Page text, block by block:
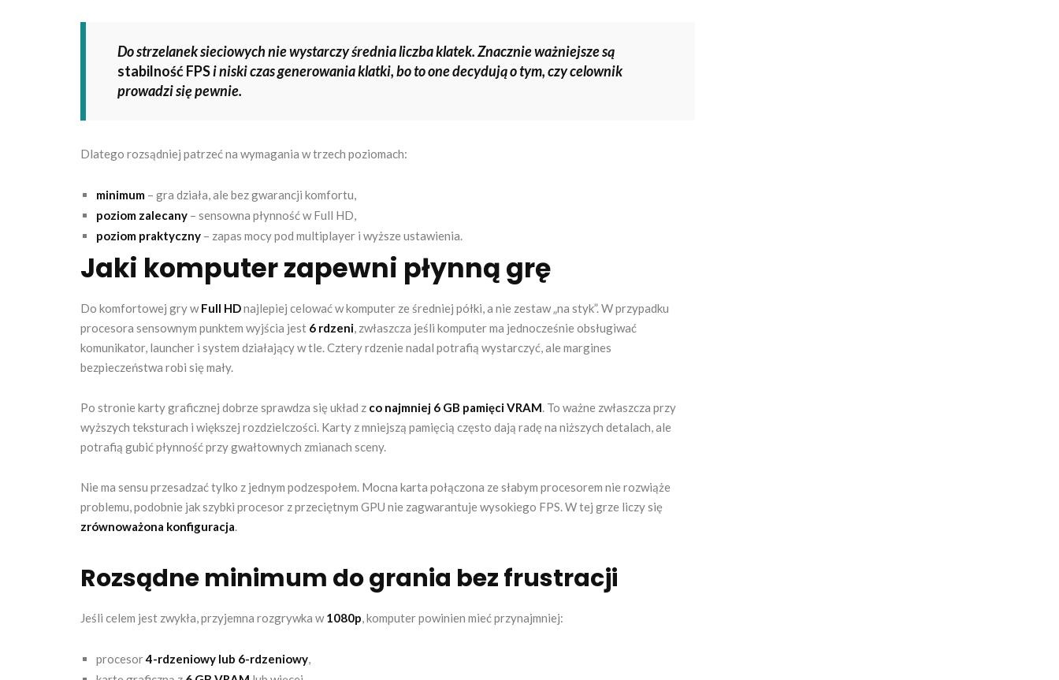
Do strzelanek sieciowych nie wystarczy średnia liczba klatek. Znacznie ważniejsze są
stabilność FPSi niski czas generowania klatki, bo to one decydują o tym, czy celownik
prowadzi się pewnie.
Dlatego rozsądniej patrzeć na wymagania w trzech poziomach:
minimum – gra działa, ale bez gwarancji komfortu,
poziom zalecany – sensowna płynność w Full HD,
poziom praktyczny – zapas mocy pod multiplayer i wyższe ustawienia.
Jaki komputer zapewni płynną grę
Do komfortowej gry wFull HDnajlepiej celować w komputer ze średniej półki, a nie zestaw „na styk”. W przypadku
procesora sensownym punktem wyjścia jest 6 rdzeni, zwłaszcza jeśli komputer ma jednocześnie obsługiwać
komunikator, launcher i system działający w tle. Cztery rdzenie nadal potrafią wystarczyć, ale margines
bezpieczeństwa robi się mały.
Po stronie karty graficznej dobrze sprawdza się układ z co najmniej 6 GB pamięci VRAM. To ważne zwłaszcza przy
wyższych teksturach i większej rozdzielczości. Karty z mniejszą pamięcią często dają radę na niższych detalach, ale
potrafią gubić płynność przy gwałtownych zmianach sceny.
Nie ma sensu przesadzać tylko z jednym podzespołem. Mocna karta połączona ze słabym procesorem nie rozwiąże
problemu, podobnie jak szybki procesor z przeciętnym GPU nie zagwarantuje wysokiego FPS. W tej grze liczy się
zrównoważona konfiguracja.
Rozsądne minimum do grania bez frustracji
Jeśli celem jest zwykła, przyjemna rozgrywka w1080p, komputer powinien mieć przynajmniej:
procesor4-rdzeniowy lub 6-rdzeniowy,